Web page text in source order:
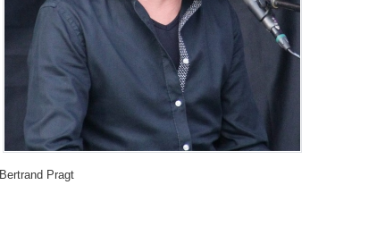
Bertrand Pragt